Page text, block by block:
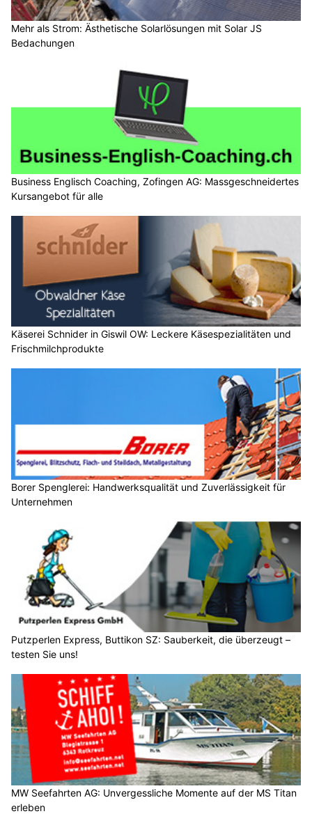
Mehr als Strom: Ästhetische Solarlösungen mit Solar JS
Bedachungen
Business Englisch Coaching, Zofingen AG: Massgeschneidertes
Kursangebot für alle
Käserei Schnider in Giswil OW: Leckere Käsespezialitäten und
Frischmilchprodukte
Borer Spenglerei: Handwerksqualität und Zuverlässigkeit für
Unternehmen
Putzperlen Express, Buttikon SZ: Sauberkeit, die überzeugt –
testen Sie uns!
MW Seefahrten AG: Unvergessliche Momente auf der MS Titan
erleben